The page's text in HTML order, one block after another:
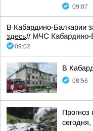
09:07
В Кабардино-Балкарии
здесь// МЧС Кабардино-
09:02
В
08:56
Прогноз
сегодня,